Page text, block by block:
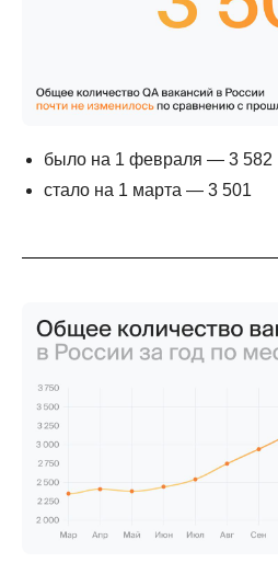
было на 1 февраля — 3 582
стало на 1 марта — 3 501